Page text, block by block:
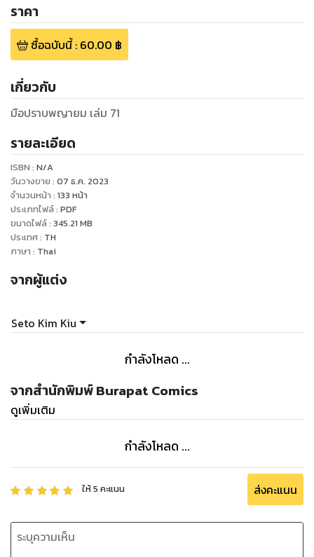
ราคา
ซื้อฉบับนี้: 60.00 ฿
เกี่ยวกับ
มือปราบพญายม เล่ม 71
รายละเอียด
ISBN : N/A
วันวางขาย : 07 ธ.ค. 2023
จำนวนหน้า : 133 หน้า
ประเภทไฟล์: PDF
ขนาดไฟล์: 345.21 MB
ประเทศ: TH
ภาษา : Thai
จากผู้แต่ง
Seto Kim Kiu
กำลังโหลด ...
จากสำนักพิมพ์ Burapat Comics
ดูเพิ่มเติม
กำลังโหลด ...
ให้5 คะแนน ส่งคะแนน